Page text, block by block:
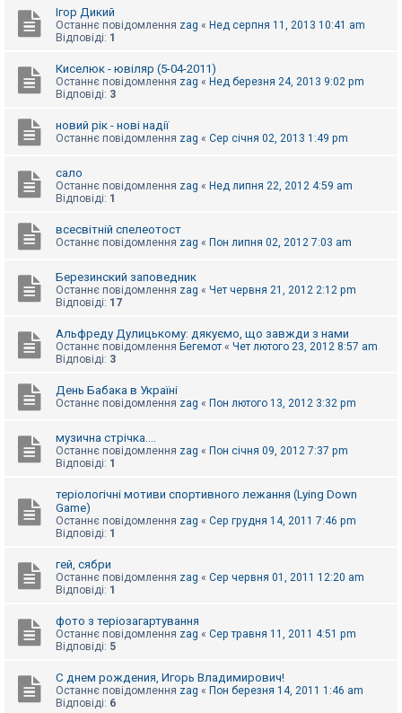
з
о
е
к
и
П
ш
к
Ігор Дикий
Останнє повідомлення zag « Нед серпня 11, 2013 10:41 am
Відповіді: 1
Киселюк - ювіляр (5-04-2011)
Останнє повідомлення zag « Нед березня 24, 2013 9:02 pm
Відповіді: 3
новий рік - нові надії
Останнє повідомлення zag « Сер січня 02, 2013 1:49 pm
сало
Останнє повідомлення zag « Нед липня 22, 2012 4:59 am
Відповіді: 1
всесвітній спелеотост
Останнє повідомлення zag « Пон липня 02, 2012 7:03 am
Березинский заповедник
Останнє повідомлення zag « Чет червня 21, 2012 2:12 pm
Відповіді: 17
Альфреду Дулицькому: дякуємо, що завжди з нами
Останнє повідомлення Бегемот « Чет лютого 23, 2012 8:57 am
Відповіді: 3
День Бабака в Україні
Останнє повідомлення zag « Пон лютого 13, 2012 3:32 pm
музична стрічка....
Останнє повідомлення zag « Пон січня 09, 2012 7:37 pm
Відповіді: 1
теріологічні мотиви спортивного лежання (Lying Down
Game)
Останнє повідомлення zag « Сер грудня 14, 2011 7:46 pm
Відповіді: 1
гей, сябри
Останнє повідомлення zag « Сер червня 01, 2011 12:20 am
Відповіді: 1
фото з теріозагартування
Останнє повідомлення zag « Сер травня 11, 2011 4:51 pm
Відповіді: 5
С днем рождения, Игорь Владимирович!
Останнє повідомлення zag « Пон березня 14, 2011 1:46 am
Відповіді: 6